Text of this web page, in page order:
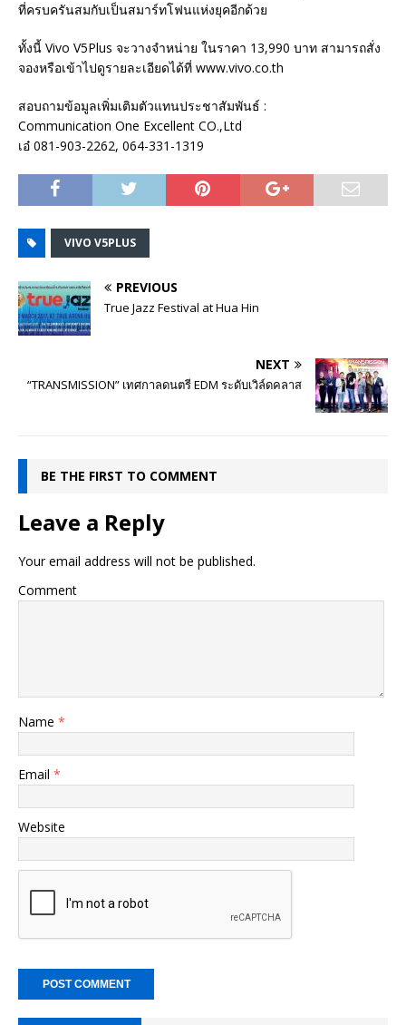
ที่ครบครันสมกับเป็นสมาร์ทโฟนแห่งยุคอีกด้วย
ทั้งนี้ Vivo V5Plus จะวางจำหน่าย ในราคา 13,990 บาท สามารถสั่ง
จองหรือเข้าไปดูรายละเอียดได้ที่ www.vivo.co.th
สอบถามข้อมูลเพิ่มเติมตัวแทนประชาสัมพันธ์ :
Communication One Excellent CO.,Ltd
เอ๋ 081-903-2262, 064-331-1319
VIVO V5PLUS
PREVIOUS
True Jazz Festival at Hua Hin
NEXT
“TRANSMISSION” เทศกาลดนตรี EDM ระดับเวิล์ดคลาส
BE THE FIRST TO COMMENT
Leave a Reply
Your email address will not be published.
Comment
Name *
Email *
Website